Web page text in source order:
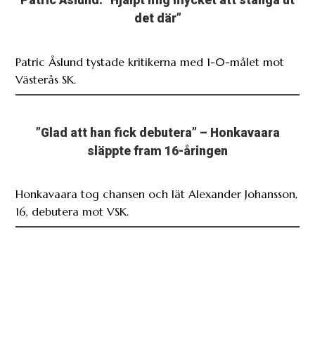
det där”
Patric Åslund tystade kritikerna med 1-0-målet mot
Västerås SK.
”Glad att han fick debutera” – Honkavaara
släppte fram 16-åringen
Honkavaara tog chansen och lät Alexander Johansson,
16, debutera mot VSK.